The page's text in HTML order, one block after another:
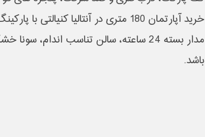
خرید آپارتمان 180 متری در آنتالیا
مدار بسته 24 ساعته، سالن تناسب
باشد.